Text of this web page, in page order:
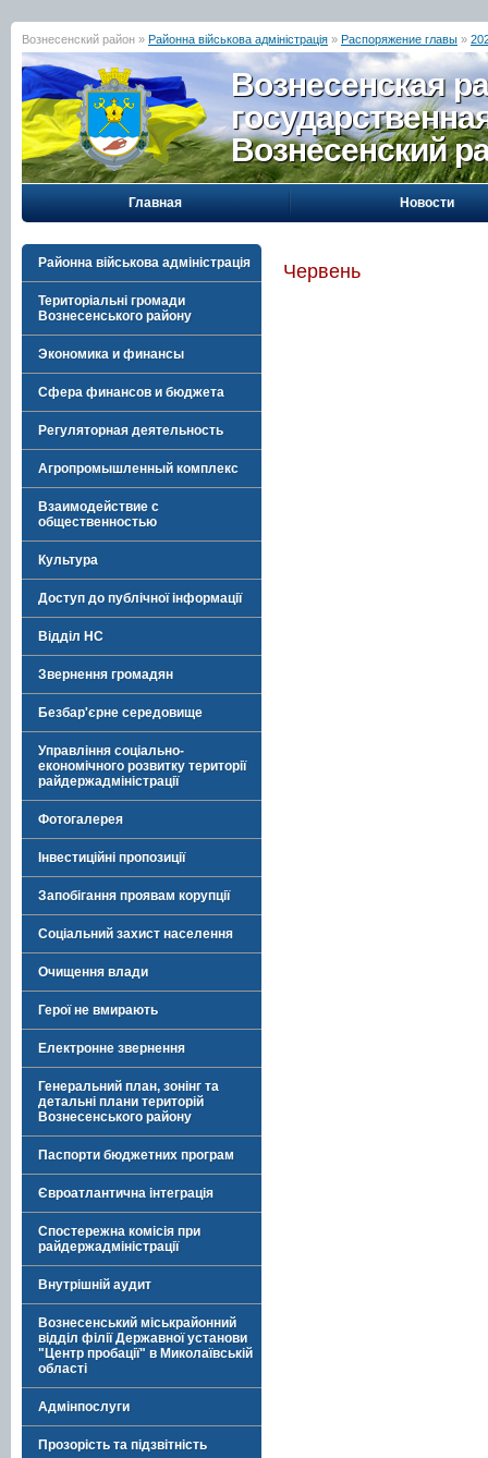
Вознесенский район » Районна військова адміністрація » Распоряжение главы »
Вознесенская
Вознесенский
Главная Новости
Районна військова адміністрація
Територіальні громади
Вознесенського району
Экономика и финансы
Сфера финансов и бюджета
Регуляторная деятельность
Агропромышленный комплекс
Взаимодействие с
общественностью
Культура
Доступ до публічної інформації
Відділ НС
Звернення громадян
Безбар'єрне середовище
Управління соціально-
економічного розвитку території
райдержадміністрації
Фотогалерея
Інвестиційні пропозиції
Запобігання проявам корупції
Соціальний захист населення
Очищення влади
Герої не вмирають
Електронне звернення
Генеральний план, зонінг та
детальні плани територій
Вознесенського району
Паспорти бюджетних програм
Євроатлантична інтеграція
Спостережна комісія при
райдержадміністрації
Внутрішній аудит
Вознесенський міськрайонний
відділ філії Державної установи
"Центр пробації" в Миколаївській
області
Адмінпослуги
Прозорість та підзвітність
Червень